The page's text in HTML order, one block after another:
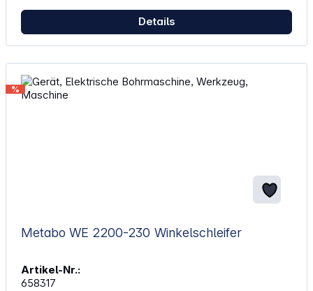
Track and Find - einfach und genial, nicht nur für
Abmessungen: 58 x 45 x 9 mm Gewicht: 29 g Schutzart IP:
IP 67 Kompatibilität: iOS Batterie: CR2450
Details
%
Metabo WE 2200-230 Winkelschleifer
Artikel-Nr.:
658317